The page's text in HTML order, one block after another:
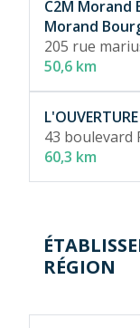
C2M Morand
Morand
205 rue
50,6 km
43 boulevard
60,3 km
RÉGION